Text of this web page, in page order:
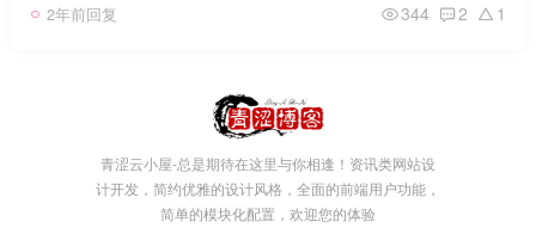
2年前回复 344 2 1
青涩云小屋-总是期待在这里与你相逢！资讯类网站设
计开发，简约优雅的设计风格，全面的前端用户功能，
简单的模块化配置，欢迎您的体验